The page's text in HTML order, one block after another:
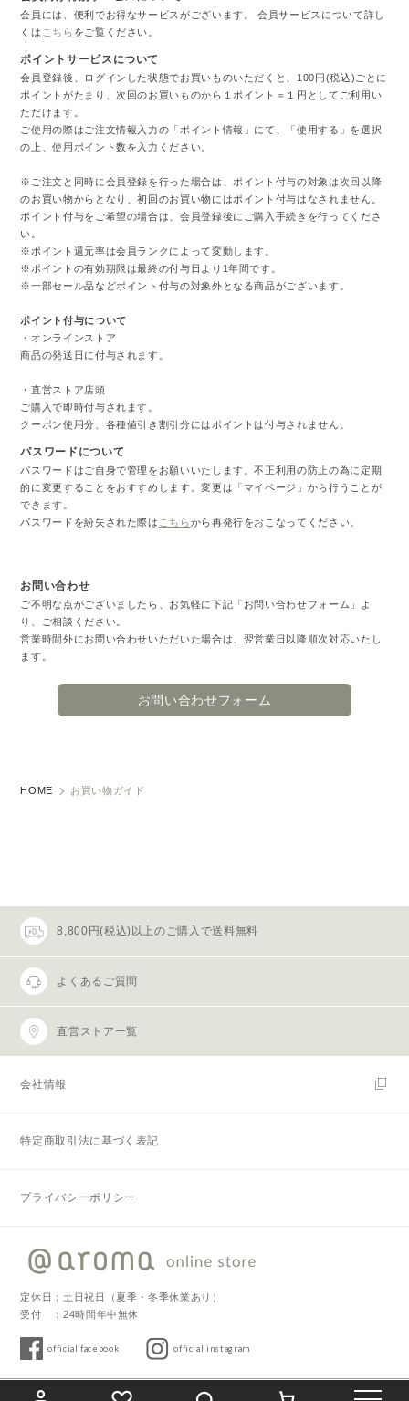
会員には、便利でお得なサービスがございます。 会員サービスについて詳し
くは こちら をご覧ください。
ポイントサービスについて
会員登録後、ログインした状態でお買いものいただくと、100円(税込)ごとに
ポイントがたまり、次回のお買いものから１ポイント＝１円としてご利用い
ただけます。
ご使用の際はご注文情報入力の「ポイント情報」にて、「使用する」を選択
の上、使用ポイント数を入力ください。
※ご注文と同時に会員登録を行った場合は、ポイント付与の対象は次回以降
のお買い物からとなり、初回のお買い物にはポイント付与はなされません。
ポイント付与をご希望の場合は、会員登録後にご購入手続きを行ってくださ
い。
※ポイント還元率は会員ランクによって変動します。
※ポイントの有効期限は最終の付与日より1年間です。
※一部セール品などポイント付与の対象外となる商品がございます。
ポイント付与について
・オンラインストア
商品の発送日に付与されます。
・直営ストア店頭
ご購入で即時付与されます。
クーポン使用分、各種値引き割引分にはポイントは付与されません。
パスワードについて
パスワードはご自身で管理をお願いいたします。不正利用の防止の為に定期
的に変更することをおすすめします。変更は「マイページ」から行うことが
できます。
パスワードを紛失された際は こちらから再発行をおこなってください。
お問い合わせ
ご不明な点がございましたら、お気軽に下記「お問い合わせフォーム」よ
り、ご相談ください。
営業時間外にお問い合わせいただいた場合は、翌営業日以降順次対応いたし
ます。
お問い合わせフォーム
HOME お買い物ガイド
8,800円(税込)以上のご購入で送料無料
よくあるご質問
直営ストア一覧
会社情報
特定商取引法に基づく表記
プライバシーポリシー
定休日：土日祝日（夏季・冬季休業あり）
受付 ：24時間年中無休
official facebook official instagram